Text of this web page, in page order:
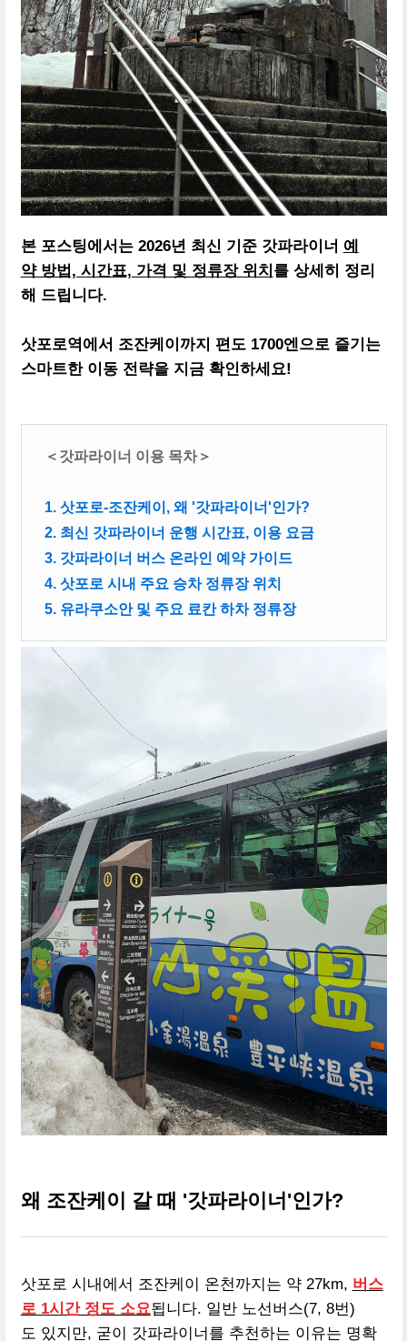
본 포스팅에서는 2026년 최신 기준 갓파라이너 예
약 방법, 시간표, 가격 및 정류장 위치 를 상세히 정리
해 드립니다.
삿포로역에서 조잔케이까지 편도 1700엔으로 즐기는
스마트한 이동 전략을 지금 확인하세요!
＜갓파라이너 이용 목차＞
1. 삿포로-조잔케이, 왜 '갓파라이너'인가?
2. 최신 갓파라이너 운행 시간표, 이용 요금
3. 갓파라이너 버스 온라인 예약 가이드
4. 삿포로 시내 주요 승차 정류장 위치
5. 유라쿠소안 및 주요 료칸 하차 정류장
왜 조잔케이 갈 때 '갓파라이너'인가?
삿포로 시내에서 조잔케이 온천까지는 약 27km, 버스
로 1시간 정도 소요됩니다. 일반 노선버스(7, 8번)
도 있지만, 굳이 갓파라이너를 추천하는 이유는 명확